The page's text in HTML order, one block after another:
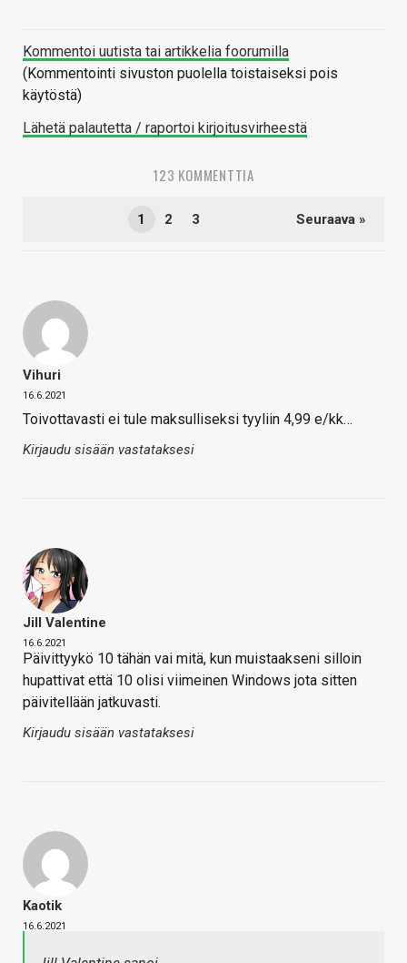
Kommentoi uutista tai artikkelia foorumilla
(Kommentointi sivuston puolella toistaiseksi pois
käytöstä)
Lähetä palautetta / raportoi kirjoitusvirheestä
123 KOMMENTTIA
1 2 3 Seuraava »
Vihuri
16.6.2021
Toivottavasti ei tule maksulliseksi tyyliin 4,99 e/kk…
Kirjaudu sisään vastataksesi
Jill Valentine
16.6.2021
Päivittyykö 10 tähän vai mitä, kun muistaakseni silloin
hupattivat että 10 olisi viimeinen Windows jota sitten
päivitellään jatkuvasti.
Kirjaudu sisään vastataksesi
Kaotik
16.6.2021